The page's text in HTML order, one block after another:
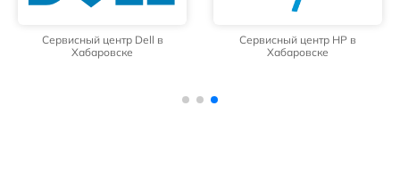
Сервисный центр Dell в
Хабаровске
Сервисный центр HP в
Хабаровске